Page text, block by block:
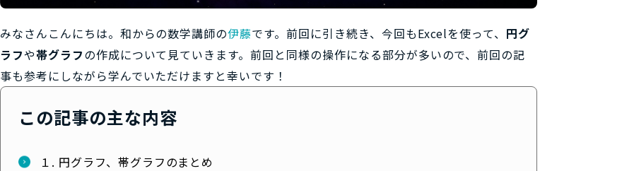
みなさんこんにちは。和からの数学講師の伊藤です。前回に引き続き、今回もExcelを使って、 円グ
ラフや帯グラフの作成について見ていきます。前回と同様の操作になる部分が多いので、前回の記
事も参考にしながら学んでいただけますと幸いです！
この記事の主な内容
１. 円グラフ、帯グラフのまとめ